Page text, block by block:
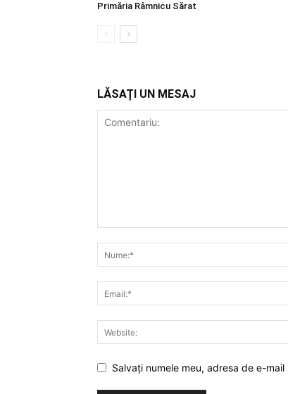
Primăria Râmnicu Sărat
LĂSAȚI UN MESAJ
Salvați numele meu, adresa de e-